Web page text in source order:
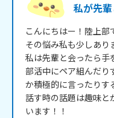
私が先
こんにちはー！陸上部
その悩み私も少しあり
私は先輩と会ったら手
部活中にペア組んだり
か積極的に言ったりす
話す時の話題は趣味
います！！